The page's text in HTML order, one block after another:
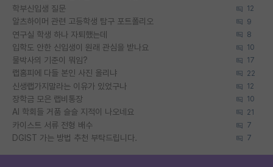
학부신입생 질문 12
알츠하이머 관련 고등학생 탐구 포트폴리오 9
연구실 학생 하나 자퇴했는데 8
입학도 안한 신입생이 원래 관심을 받나요 10
물박사의 기준이 뭐임? 17
랩홈피에 다들 본인 사진 올리냐 22
신생랩가지말라는 이유가 있었구나 12
장학금 모은 랩비통장 10
AI 학회들 거품 슬슬 지적이 나오네요 21
카이스트 서류 전형 배수 7
DGIST 가는 방법 추천 부탁드립니다. 7